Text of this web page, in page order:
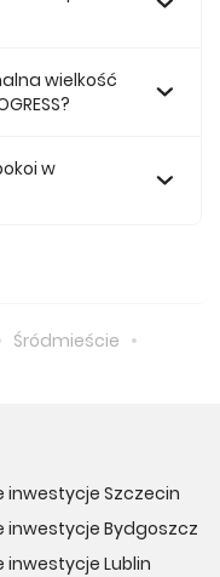
atut omawianej
imienia Mikołaja
wielkość
najmniejsze
w
Śródmieście
inwestycje Szczecin
inwestycje Bydgoszcz
inwestycje Lublin